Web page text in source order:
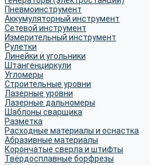
Пневмоинструмент
Аккумуляторный инструмент
Сетевой инструмент
Измерительный инструмент
Рулетки
Линейки и угольники
Штангенциркули
Угломеры
Строительные уровни
Лазерные уровни
Лазерные дальномеры
Шаблоны сварщика
Разметка
Расходные материалы и оснастка
Абразивные материалы
Корончатые сверла и штифты
Твёрдосплавные борфрезы